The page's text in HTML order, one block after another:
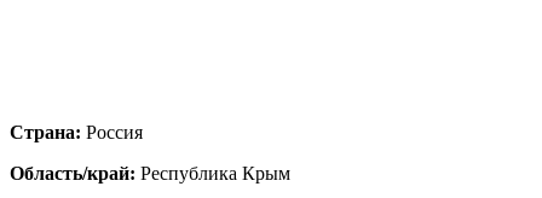
Страна: Россия
Область/край: Республика Крым